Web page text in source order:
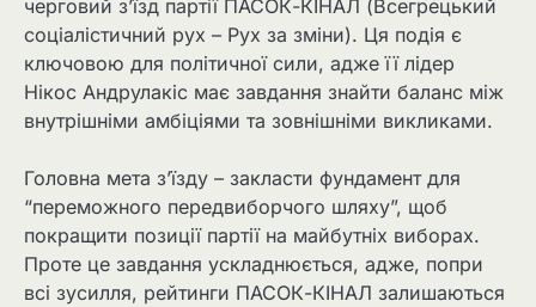
черговий з’їзд партії ПАСОК-КІНАЛ (Всегрецький
соціалістичний рух – Рух за зміни). Ця подія є
ключовою для політичної сили, адже її лідер
Нікос Андрулакіс має завдання знайти баланс між
внутрішніми амбіціями та зовнішніми викликами.
Головна мета з’їзду – закласти фундамент для
“переможного передвиборчого шляху”, щоб
покращити позиції партії на майбутніх виборах.
Проте це завдання ускладнюється, адже, попри
всі зусилля, рейтинги ПАСОК-КІНАЛ залишаються